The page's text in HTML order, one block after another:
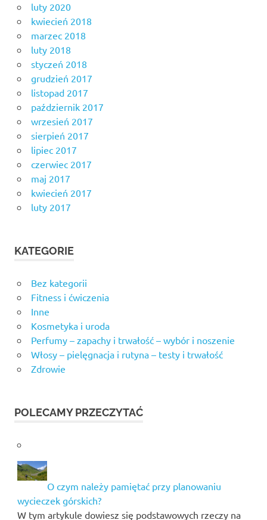
luty 2020
kwiecień 2018
marzec 2018
luty 2018
styczeń 2018
grudzień 2017
listopad 2017
październik 2017
wrzesień 2017
sierpień 2017
lipiec 2017
czerwiec 2017
maj 2017
kwiecień 2017
luty 2017
KATEGORIE
Bez kategorii
Fitness i ćwiczenia
Inne
Kosmetyka i uroda
Perfumy – zapachy i trwałość – wybór i noszenie
Włosy – pielęgnacja i rutyna – testy i trwałość
Zdrowie
POLECAMY PRZECZYTAĆ
O czym należy pamiętać przy planowaniu
wycieczek górskich?
W tym artykule dowiesz się podstawowych rzeczy na